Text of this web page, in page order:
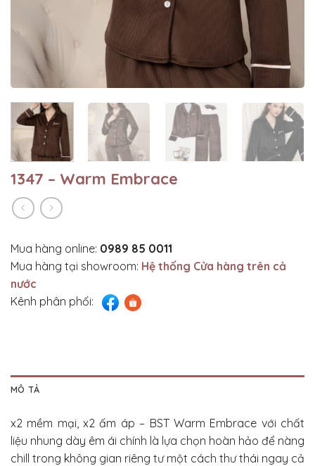
1347 – Warm Embrace
Mua hàng online: 0989 85 0011
Mua hàng tại showroom: Hệ thống Cửa hàng trên cả
nước
Kênh phân phối:
MÔ TẢ
x2 mềm mại, x2 ấm áp – BST Warm Embrace với chất
liệu nhung dày êm ái chính là lựa chọn hoàn hảo để nàng
chill trong không gian riêng tư một cách thư thái ngay cả